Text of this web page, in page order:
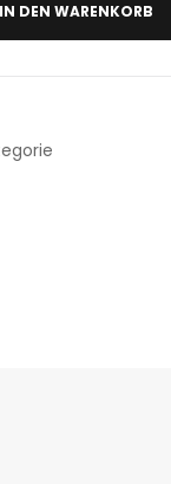
IN DEN WARENKORB